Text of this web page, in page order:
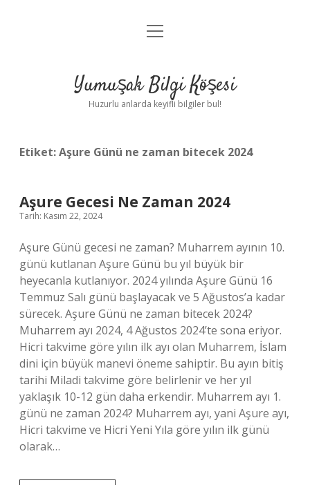
Anasayfa
Yasal Uyarı
menüyü
Yumuşak Bilgi Köşesi
Huzurlu anlarda keyifli bilgiler bul!
Etiket:Aşure Günü ne zaman bitecek 2024
Aşure Gecesi Ne Zaman 2024
Tarih: Kasım 22, 2024
Aşure Günü gecesi ne zaman? Muharrem ayının 10.
günü kutlanan Aşure Günü bu yıl büyük bir
heyecanla kutlanıyor. 2024 yılında Aşure Günü 16
Temmuz Salı günü başlayacak ve 5 Ağustos’a kadar
sürecek. Aşure Günü ne zaman bitecek 2024?
Muharrem ayı 2024, 4 Ağustos 2024’te sona eriyor.
Hicri takvime göre yılın ilk ayı olan Muharrem, İslam
dini için büyük manevi öneme sahiptir. Bu ayın bitiş
tarihi Miladi takvime göre belirlenir ve her yıl
yaklaşık 10-12 gün daha erkendir. Muharrem ayı 1.
günü ne zaman 2024? Muharrem ayı, yani Aşure ayı,
Hicri takvime ve Hicri Yeni Yıla göre yılın ilk günü
olarak…